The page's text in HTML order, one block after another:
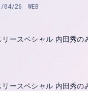
04/26 WEB
リースペシャル 内田秀
リースペシャル 内田秀